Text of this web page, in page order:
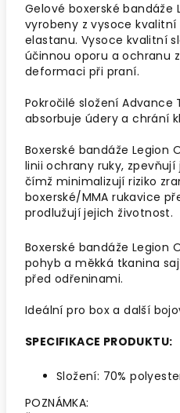
Gelové boxerské bandáže
vyrobeny z vysoce
elastanu. Vysoce kvalitní
účinnou oporu a ochranu
deformaci při praní.
Pokročilé složení Advance
absorbuje údery a chrání
Boxerské bandáže
linii ochrany ruky,
čímž minimalizují riziko
boxerské/MMA rukavice
prodlužují jejich životnost.
Boxerské bandáže Legion
pohyb a měkká tkanina
před odřeninami.
Ideální pro box a další
SPECIFIKACE PRODUKTU:
Složení: 70%
POZNÁMKA: